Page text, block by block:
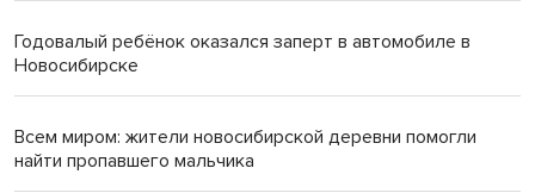
Годовалый ребёнок оказался заперт в автомобиле в
Новосибирске
Всем миром: жители новосибирской деревни помогли
найти пропавшего мальчика